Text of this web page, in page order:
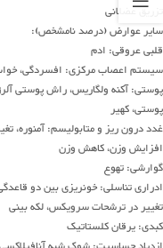
تزریق عضلانی
سایر عوارض (درصد نامشخص):
قلبی عروقی: ادم
سیستم اعصاب مرکزی: افسردگی،
پوستی: آکنه ولگاریس، راش پوستی
پوستی، کهیر
غدد درون ریز و متابولیسم: آمنوره،
افزایش وزن، کاهش وزن
گوارشی: تهوع
ادراری تناسلی: خونریزی بین دو
تغییر در ترشحات سرویکس، لکه بینی
کبدی: یرقان کلستاتیک